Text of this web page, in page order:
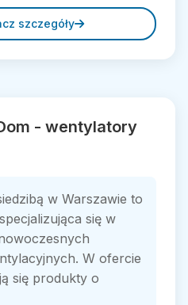
szczegóły
- wentylatory
w Warszawie to
się w
W ofercie
się produkty o